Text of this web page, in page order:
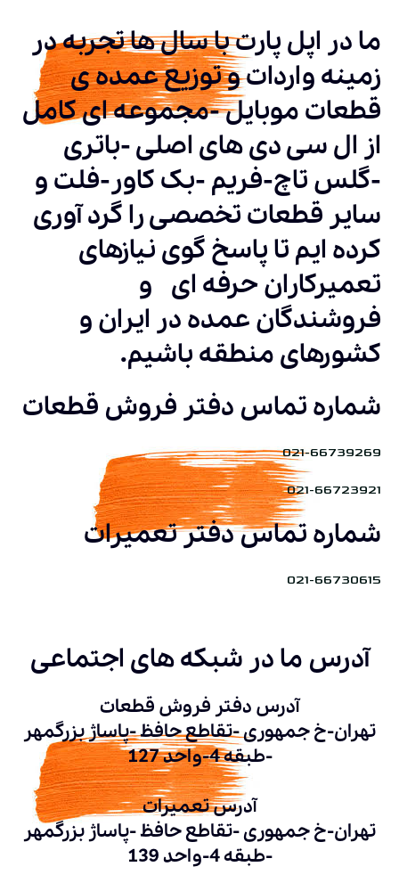
ما در اپل پارت با سال ها تجربه در
زمینه واردات و توزیع عمده ی
قطعات موبایل -مجموعه ای کامل
از ال سی دی های اصلی -باتری
-گلس تاچ-فریم -بک کاور-فلت و
سایر قطعات تخصصی را گرد آوری
کرده ایم تا پاسخ گوی نیازهای
تعمیرکاران حرفه ای و
فروشندگان عمده در ایران و
کشورهای منطقه باشیم.
شماره تماس دفتر فروش قطعات
021-66739269
021-66723921
شماره تماس دفتر تعمیرات
021-66730615
آدرس ما در شبکه های اجتماعی
آدرس دفتر فروش قطعات
تهران-خ جمهوری -تقاطع حافظ -پاساژ بزرگمهر
-طبقه 4-واحد 127
آدرس تعمیرات
تهران-خ جمهوری -تقاطع حافظ -پاساژ بزرگمهر
-طبقه 4-واحد 139